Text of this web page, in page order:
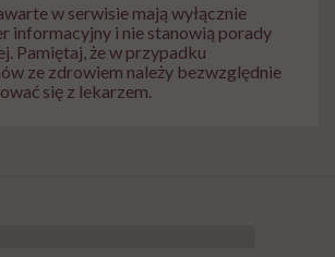
w serwisie mają wyłącznie
informacyjny i nie stanowią porady
Pamiętaj, że w przypadku
ze zdrowiem należy bezwzględnie
się z lekarzem.